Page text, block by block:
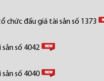
chức đấu giá tài sản số 1373
số 4042
số 4040